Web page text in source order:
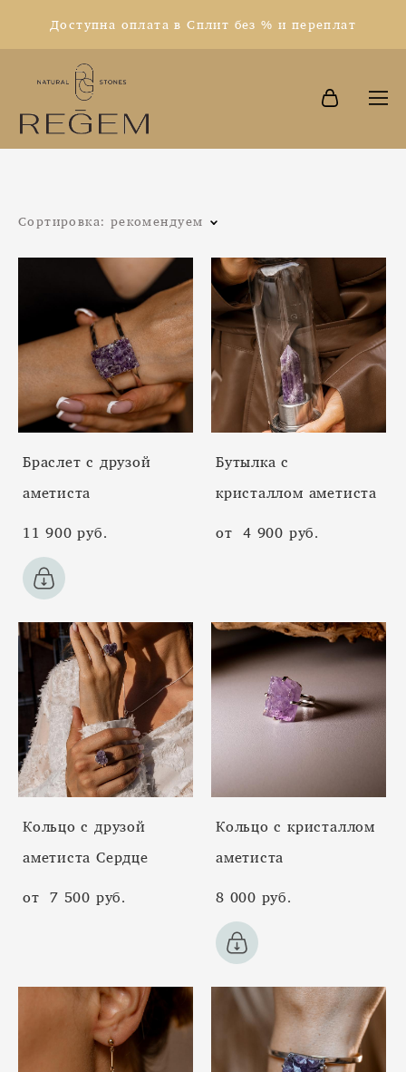
Доступна оплата в Сплит без % и переплат
Сортировка: рекомендуем
Браслет с друзой
аметиста
11 900 pуб.
Бутылка с
кристаллом аметиста
от 4 900 pуб.
Кольцо с друзой
аметиста Сердце
от 7 500 pуб.
Кольцо с кристаллом
аметиста
8 000 pуб.